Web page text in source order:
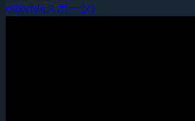
esports(eスポーツ)